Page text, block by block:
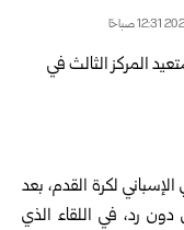
لكرة القدم، بعد
رد، في اللقاء الذي